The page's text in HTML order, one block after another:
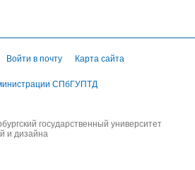
Войти в почту Карта сайта
СПбГУПТД
государственный университет
и дизайна